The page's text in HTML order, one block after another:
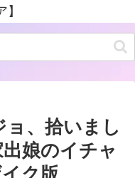
】
、拾いまし
娘のイチャ
ク版